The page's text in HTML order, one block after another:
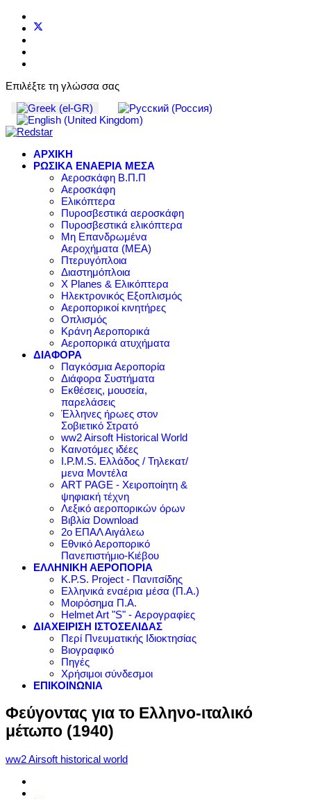
Επιλέξτε τη γλώσσα σας
ΑΡΧΙΚΗ
ΡΩΣΙΚΑ ΕΝΑΕΡΙΑ ΜΕΣΑ
Αεροσκάφη Β.Π.Π
Αεροσκάφη
Ελικόπτερα
Πυροσβεστικά αεροσκάφη
Πυροσβεστικά ελικόπτερα
Μη Επανδρωμένα
Αεροχήματα (ΜΕΑ)
Πτερυγόπλοια
Διαστημόπλοια
X Planes & Ελικόπτερα
Ηλεκτρονικός Εξοπλισμός
Αεροπορικοί κινητήρες
Οπλισμός
Κράνη Αεροπορικά
Αεροπορικά ατυχήματα
ΔΙΑΦΟΡΑ
Παγκόσμια Αεροπορία
Διάφορα Συστήματα
Εκθέσεις, μουσεία,
παρελάσεις
Έλληνες ήρωες στον
Σοβιετικό Στρατό
ww2 Airsoft Historical World
Καινοτόμες ιδέες
I.P.M.S. Ελλάδος / Τηλεκατ/
μενα Μοντέλα
ART PAGE - Χειροποίητη &
ψηφιακή τέχνη
Λεξικό αεροπορικών όρων
Βιβλία Download
2ο ΕΠΑΛ Αιγάλεω
Εθνικό Αεροπορικό
Πανεπιστήμιο-Κιέβου
ΕΛΛΗΝΙΚΗ ΑΕΡΟΠΟΡΙΑ
K.P.S. Project - Πανιτσίδης
Ελληνικά εναέρια μέσα (Π.Α.)
Μοιρόσημα Π.Α.
Helmet Art "S" - Αερογραφίες
ΔΙΑΧΕΙΡΙΣΗ ΙΣΤΟΣΕΛΙΔΑΣ
Περί Πνευματικής Ιδιοκτησίας
Βιογραφικό
Πηγές
Χρήσιμοι σύνδεσμοι
ΕΠΙΚΟΙΝΩΝΙΑ
Φεύγοντας για το Ελληνο-ιταλικό
μέτωπο (1940)
ww2 Airsoft historical world